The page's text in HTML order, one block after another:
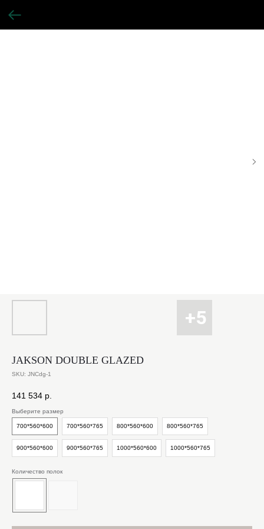
JAKSON DOUBLE GLAZED
SKU: JNCdg-1
141 534 р.
Выберите размер
700*560*600 700*560*765 800*560*600 800*560*765
900*560*600 900*560*765 1000*560*600 1000*560*765
Количество полок